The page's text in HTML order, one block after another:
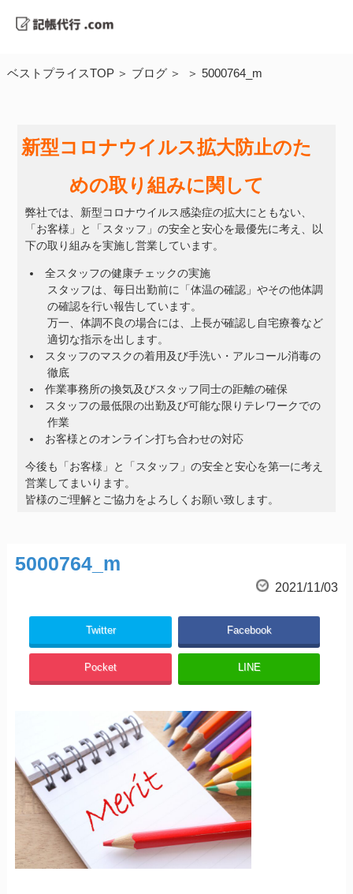
ベストプライスTOP ブログ 5000764_m
新型コロナウイルス拡大防止のた
めの取り組みに関して
弊社では、新型コロナウイルス感染症の拡大にともない、
「お客様」と「スタッフ」の安全と安心を最優先に考え、以
下の取り組みを実施し営業しています。
全スタッフの健康チェックの実施
スタッフは、毎日出勤前に「体温の確認」やその他体調
の確認を行い報告しています。
万一、体調不良の場合には、上長が確認し自宅療養など
適切な指示を出します。
スタッフのマスクの着用及び手洗い・アルコール消毒の
徹底
作業事務所の換気及びスタッフ同士の距離の確保
スタッフの最低限の出勤及び可能な限りテレワークでの
作業
お客様とのオンライン打ち合わせの対応
今後も「お客様」と「スタッフ」の安全と安心を第一に考え
営業してまいります。
皆様のご理解とご協力をよろしくお願い致します。
5000764_m
2021/11/03
Twitter Facebook
Pocket LINE